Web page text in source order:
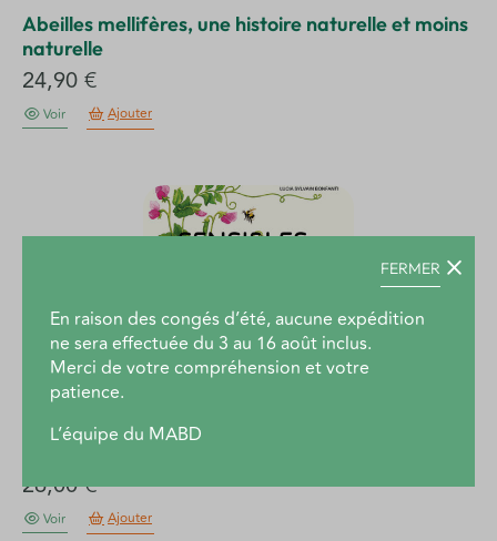
Abeilles mellifères, une histoire naturelle et moins
naturelle
24,90€
Voir Ajouter
Sensibles par nature
26,00€
Voir Ajouter
FERMER
En raison des congés d’été, aucune expédition
ne sera effectuée du 3 au 16 août inclus.
Merci de votre compréhension et votre
patience.
L’équipe du MABD